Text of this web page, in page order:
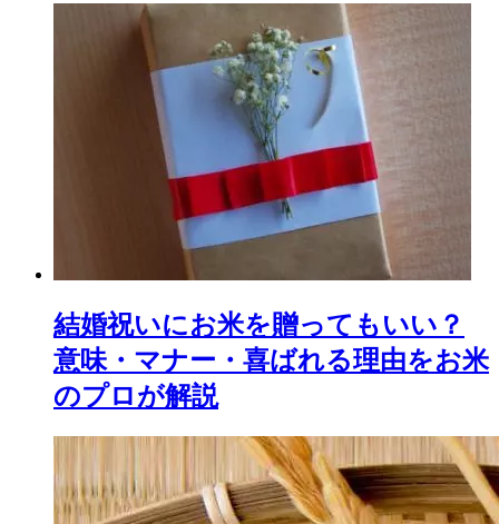
結婚祝いにお米を贈ってもいい？
意味・マナー・喜ばれる理由をお米
のプロが解説